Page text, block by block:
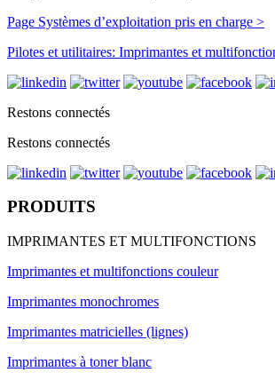
Page Systèmes d’exploitation pris en charge >
Pilotes et utilitaires: Imprimantes et
Restons connectés
Restons connectés
PRODUITS
IMPRIMANTES ET MULTIFONCTIONS
Imprimantes et multifonctions couleur
Imprimantes monochromes
Imprimantes matricielles (lignes)
Imprimantes à toner blanc